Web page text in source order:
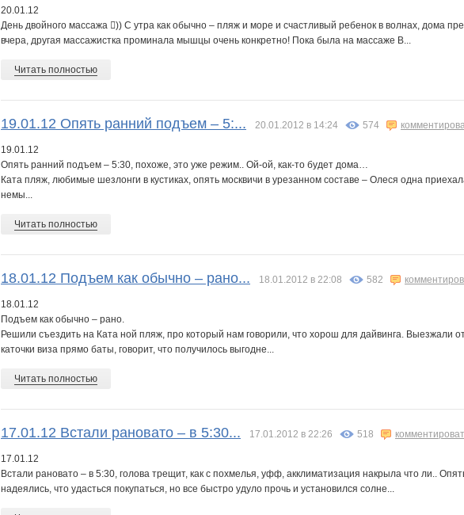
20.01.12
День двойного массажа )) С утра как обычно – пляж и море и счастливый ребенок в волнах, дома
вчера, другая массажистка проминала мышцы очень конкретно! Пока была на массаже В...
Читать полностью
19.01.12 Опять ранний подъем – 5:... 20.01.2012 в 14:24 574
19.01.12
Опять ранний подъем – 5:30, похоже, это уже режим.. Ой-ой, как-то будет дома…
Ката пляж, любимые шезлонги в кустиках, опять москвичи в урезанном составе – Олеся одна
немы...
Читать полностью
18.01.12 Подъем как обычно – рано... 18.01.2012 в 22:08 582
18.01.12
Подъем как обычно – рано.
Решили съездить на Ката ной пляж, про который нам говорили, что хорош для дайвинга. Выезжали
каточки виза прямо баты, говорит, что получилось выгодне...
Читать полностью
17.01.12 Встали рановато – в 5:30... 17.01.2012 в 22:26 518
17.01.12
Встали рановато – в 5:30, голова трещит, как с похмелья, уфф, акклиматизация накрыла что ли..
надеялись, что удасться покупаться, но все быстро удуло прочь и установился солне...